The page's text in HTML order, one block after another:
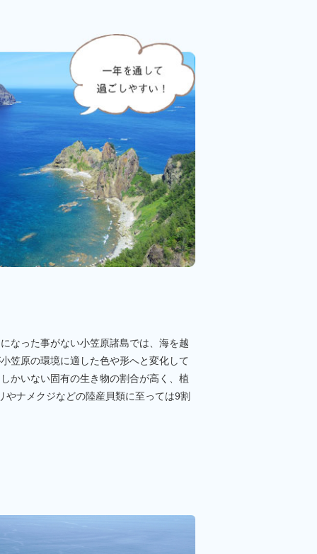
なった事がない小笠原諸島では、海を越
笠原の環境に適した色や形へと変化して
かいない固有の生き物の割合が高く、植
ナメクジなどの陸産貝類に至っては9割